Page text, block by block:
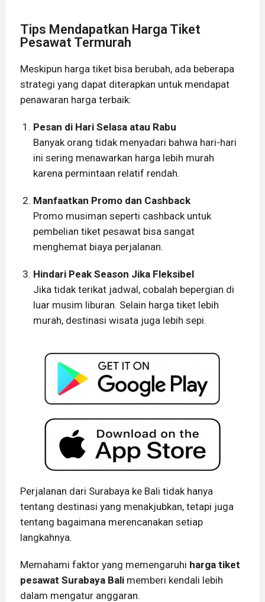
Tips Mendapatkan Harga Tiket
Pesawat Termurah
Meskipun harga tiket bisa berubah, ada beberapa
strategi yang dapat diterapkan untuk mendapat
penawaran harga terbaik:
Pesan di Hari Selasa atau Rabu
Banyak orang tidak menyadari bahwa hari-hari
ini sering menawarkan harga lebih murah
karena permintaan relatif rendah.
Manfaatkan Promo dan Cashback
Promo musiman seperti cashback untuk
pembelian tiket pesawat bisa sangat
menghemat biaya perjalanan.
Hindari Peak Season Jika Fleksibel
Jika tidak terikat jadwal, cobalah bepergian di
luar musim liburan. Selain harga tiket lebih
murah, destinasi wisata juga lebih sepi.
Perjalanan dari Surabaya ke Bali tidak hanya
tentang destinasi yang menakjubkan, tetapi juga
tentang bagaimana merencanakan setiap
langkahnya.
Memahami faktor yang memengaruhi harga tiket
pesawat Surabaya Balimemberi kendali lebih
dalam mengatur anggaran.